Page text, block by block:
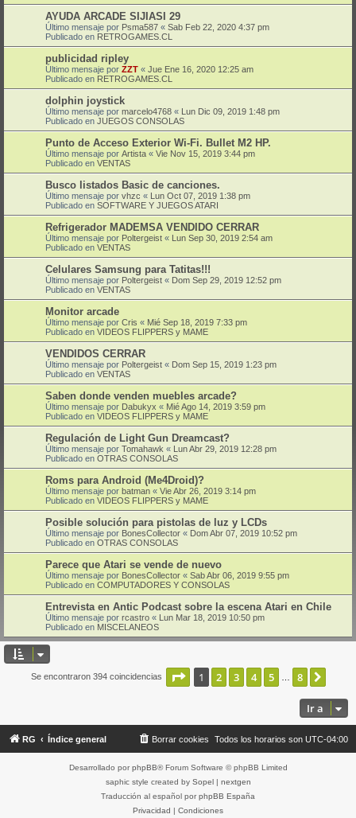
AYUDA ARCADE SIJIASI 29
Último mensaje por Psma587 « Sab Feb 22, 2020 4:37 pm
Publicado en RETROGAMES.CL
publicidad ripley
Último mensaje por ZZT « Jue Ene 16, 2020 12:25 am
Publicado en RETROGAMES.CL
dolphin joystick
Último mensaje por marcelo4768 « Lun Dic 09, 2019 1:48 pm
Publicado en JUEGOS CONSOLAS
Punto de Acceso Exterior Wi-Fi. Bullet M2 HP.
Último mensaje por Artista « Vie Nov 15, 2019 3:44 pm
Publicado en VENTAS
Busco listados Basic de canciones.
Último mensaje por vhzc « Lun Oct 07, 2019 1:38 pm
Publicado en SOFTWARE Y JUEGOS ATARI
Refrigerador MADEMSA VENDIDO CERRAR
Último mensaje por Poltergeist « Lun Sep 30, 2019 2:54 am
Publicado en VENTAS
Celulares Samsung para Tatitas!!!
Último mensaje por Poltergeist « Dom Sep 29, 2019 12:52 pm
Publicado en VENTAS
Monitor arcade
Último mensaje por Cris « Mié Sep 18, 2019 7:33 pm
Publicado en VIDEOS FLIPPERS y MAME
VENDIDOS CERRAR
Último mensaje por Poltergeist « Dom Sep 15, 2019 1:23 pm
Publicado en VENTAS
Saben donde venden muebles arcade?
Último mensaje por Dabukyx « Mié Ago 14, 2019 3:59 pm
Publicado en VIDEOS FLIPPERS y MAME
Regulación de Light Gun Dreamcast?
Último mensaje por Tomahawk « Lun Abr 29, 2019 12:28 pm
Publicado en OTRAS CONSOLAS
Roms para Android (Me4Droid)?
Último mensaje por batman « Vie Abr 26, 2019 3:14 pm
Publicado en VIDEOS FLIPPERS y MAME
Posible solución para pistolas de luz y LCDs
Último mensaje por BonesCollector « Dom Abr 07, 2019 10:52 pm
Publicado en OTRAS CONSOLAS
Parece que Atari se vende de nuevo
Último mensaje por BonesCollector « Sab Abr 06, 2019 9:55 pm
Publicado en COMPUTADORES Y CONSOLAS
Entrevista en Antic Podcast sobre la escena Atari en Chile
Último mensaje por rcastro « Lun Mar 18, 2019 10:50 pm
Publicado en MISCELANEOS
Se encontraron 394 coincidencias Página de
1 2 3 4 5 8
Ir a
RG Índice general Todos los horarios son UTC-04:00
Borrar cookies
Desarrollado por phpBB® Forum Software © phpBB Limited
saphic style created by Sopel| nextgen
Traducción al español por phpBB España
Privacidad | Condiciones